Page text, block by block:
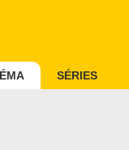
SÉRIES